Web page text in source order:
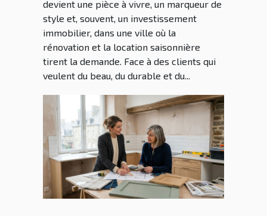
devient une pièce à vivre, un marqueur de
style et, souvent, un investissement
immobilier, dans une ville où la
rénovation et la location saisonnière
tirent la demande. Face à des clients qui
veulent du beau, du durable et du...